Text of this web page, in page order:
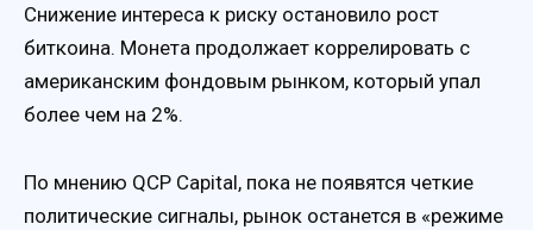
Снижение интереса к риску остановило рост
биткоина. Монета продолжает коррелировать с
американским фондовым рынком, который упал
более чем на 2%.
По мнению QCP Capital, пока не появятся четкие
политические сигналы, рынок останется в «режиме